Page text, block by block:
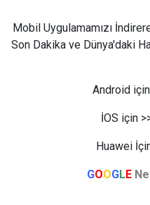
Mobil Uygulamamızı
Son Dakika ve Dünya'daki
Android
İOS için
Huawei
GOOGLE